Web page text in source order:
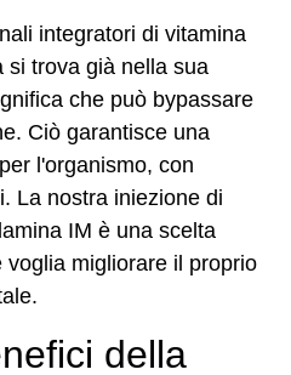
integratori di vitamina
si trova già nella sua
che può bypassare
Ciò garantisce una
l'organismo, con
La nostra iniezione di
IM è una scelta
migliorare il proprio
della